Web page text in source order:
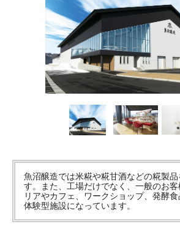
魚沼醸造では米糀や糀甘酒などの糀製品
す。また、工場だけでなく、一般のお
リアやカフェ、ワークショップ、発酵
体験型施設になっています。